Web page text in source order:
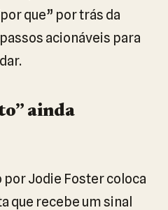
que” por trás da
acionáveis para
ainda
Jodie Foster coloca
que recebe um sinal